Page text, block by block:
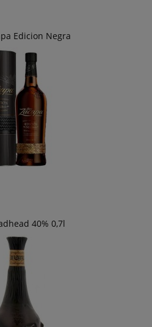
Edicion Negra
40% 0,7l